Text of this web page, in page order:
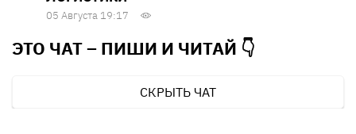
05 Августа 19:17
ЭТО ЧАТ – ПИШИ И ЧИТАЙ 👇
СКРЫТЬ ЧАТ